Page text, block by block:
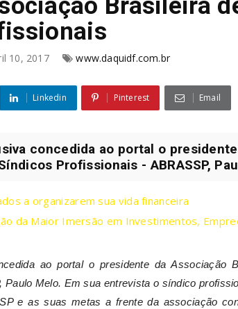
Brasileira
10, 2017 www.daquidf.com.br
Linkedin Pinterest Email
concedida ao portal o
Profissionais - ABRASSP,
a organizarem sua vida financeira
da Maior Imersão em Investimentos,
ao portal o presidente da Associação
Melo. Em sua entrevista o síndico
e as suas metas a frente da associação